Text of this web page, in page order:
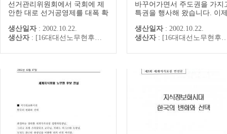
선거관리위원회에서 국회에 제
안한 대로 선거공영제를 대폭 확
를 활성화함으로써 돈이 들지 않
는 선거가 될 수 있도록 법안을
이번에 선거관리위원회에서 제
키지 않으면 이번 대통령선거 또
한 많은 돈이 들어가는 소위 돈
생산일자 : 2002.10.22.
생산자 : [16대대선노무현후보선거대책본부]
바꾸어가면서 주도권을 가지
특권을 행사해 왔습니다. 이
의 시대로 가고 이제 그 특권
자리를 포기하고 모든 사람
어갈 것입니다. 적절한 민주
고 성숙한 민주주의의 시대
생산일자 : 2002.10.22.
생산자 : [16대대선노무현후보선거대책본부]